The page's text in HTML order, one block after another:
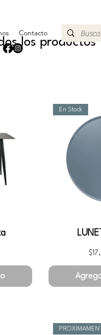
Contacto
los productos
En Stock